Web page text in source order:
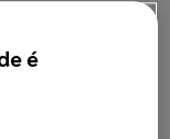
mL e
é